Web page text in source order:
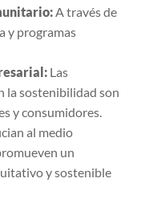
A través de
y programas
Las
la sostenibilidad son
y consumidores.
al medio
un
y sostenible